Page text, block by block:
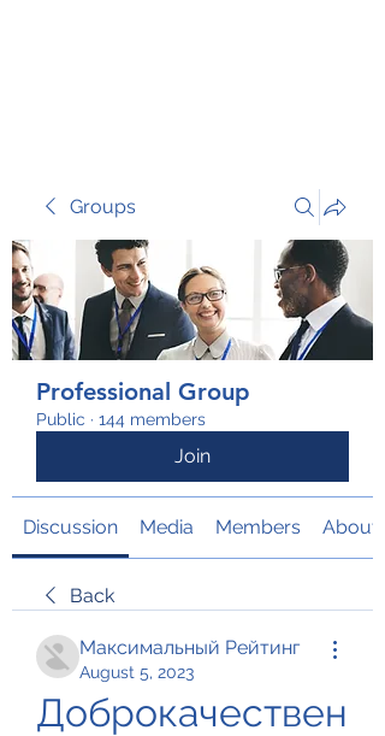
Groups
Professional Group
Public · 144 members
Join
Discussion Media Members About
Back
Максимальный Рейтинг
August 5, 2023
Доброкачествен